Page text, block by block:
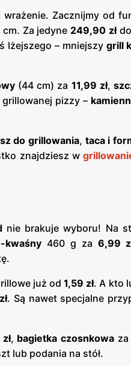
wrażenie. Zacznijmy od
Za jedyne 249,90 zł
lżejszego – mniejszy grill
(44 cm) za 11,99 zł,
pizzy –
do grillowania, taca i
znajdziesz w
nie brakuje wyboru! Na
kwaśny 460 g za 6,99
już od1,59 zł. A kto
. Są nawet specjalne
, bagietka czosnkowaza
lub podania na stół.